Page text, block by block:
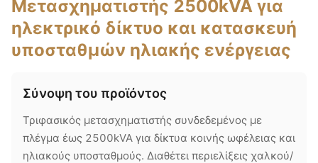
Μετασχηματιστής 2500kVA για
ηλεκτρικό δίκτυο και κατασκευή
υποσταθμών ηλιακής ενέργειας
Σύνοψη του προϊόντος
Τριφασικός μετασχηματιστής συνδεδεμένος με
πλέγμα έως 2500kVA για δίκτυα κοινής ωφέλειας και
ηλιακούς υποσταθμούς. Διαθέτει περιελίξεις χαλκού/